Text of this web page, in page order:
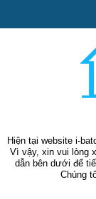
Hiện tại website i-
Vì vậy, xin vui lòng
dẫn bên dưới để
Chúng